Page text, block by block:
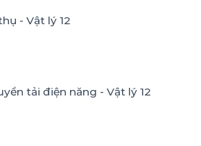
- Vật lý 12
tải điện năng - Vật lý 12